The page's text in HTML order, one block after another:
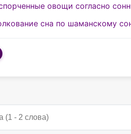
овощи согласно
сна по шаманскому